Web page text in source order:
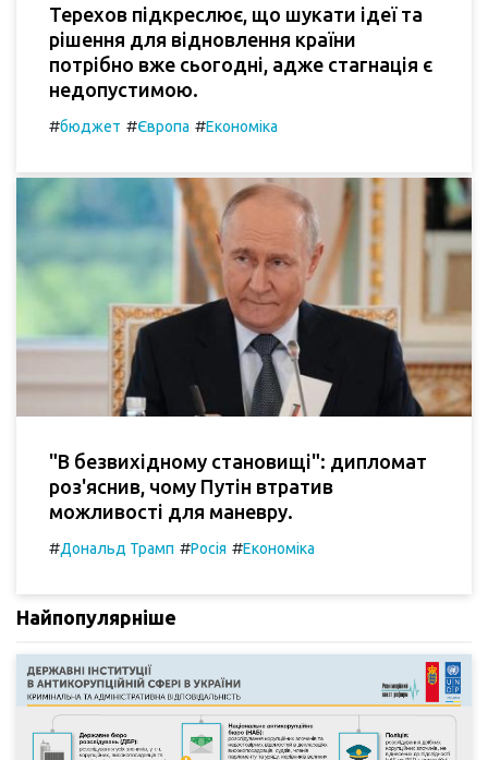
Терехов підкреслює, що шукати ідеї та
рішення для відновлення країни
потрібно вже сьогодні, адже стагнація є
недопустимою.
#бюджет #Європа #Економіка
"В безвихідному становищі": дипломат
роз'яснив, чому Путін втратив
можливості для маневру.
#Дональд Трамп #Росія #Економіка
Найпопулярніше